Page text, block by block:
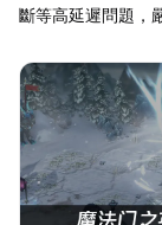
斷等高延遲問題，